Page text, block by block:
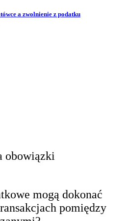
a zwolnienie z podatku
obowiązki
mogą dokonać
pomiędzy